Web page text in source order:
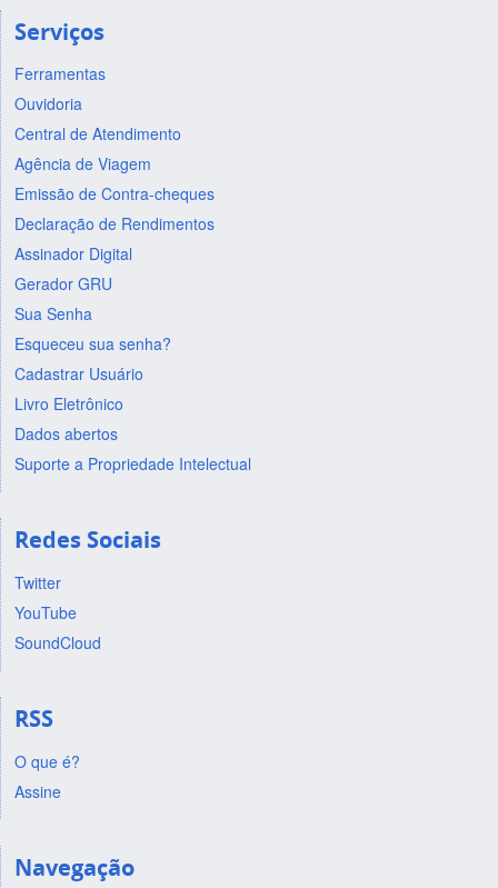
Serviços
Ferramentas
Ouvidoria
Central de Atendimento
Agência de Viagem
Emissão de Contra-cheques
Declaração de Rendimentos
Assinador Digital
Gerador GRU
Sua Senha
Esqueceu sua senha?
Cadastrar Usuário
Livro Eletrônico
Dados abertos
Suporte a Propriedade Intelectual
Redes Sociais
Twitter
YouTube
SoundCloud
RSS
O que é?
Assine
Navegação